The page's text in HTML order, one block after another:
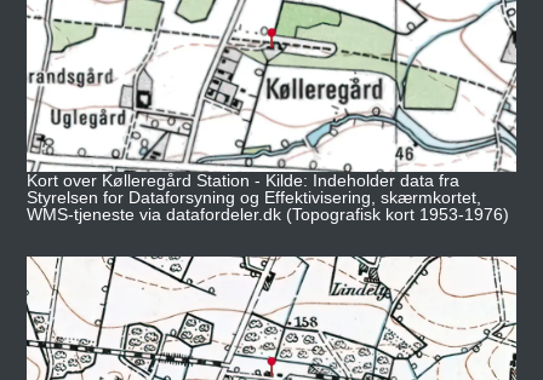
Kort over Kølleregård Station - Kilde: Indeholder data fra
Styrelsen for Dataforsyning og Effektivisering, skærmkortet,
WMS-tjeneste via datafordeler.dk (Topografisk kort 1953-1976)